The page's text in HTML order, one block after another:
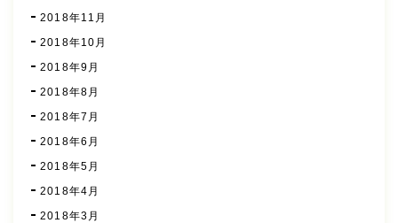
2018年11月
2018年10月
2018年9月
2018年8月
2018年7月
2018年6月
2018年5月
2018年4月
2018年3月